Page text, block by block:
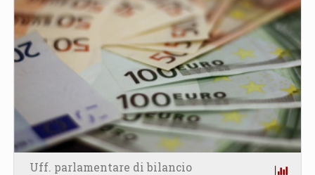
Uff. parlamentare di bilancio